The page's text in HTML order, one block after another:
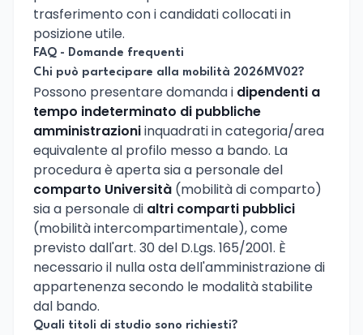
trasferimento con i candidati collocati in
posizione utile.
FAQ - Domande frequenti
Chi può partecipare alla mobilità 2026MV02?
Possono presentare domanda i dipendenti a
tempo indeterminato di pubbliche
amministrazioniinquadrati in categoria/area
equivalente al profilo messo a bando. La
procedura è aperta sia a personale del
comparto Università (mobilità di comparto)
sia a personale di altri comparti pubblici
(mobilità intercompartimentale), come
previsto dall'art. 30 del D.Lgs. 165/2001. È
necessario il nulla osta dell'amministrazione di
appartenenza secondo le modalità stabilite
dal bando.
Quali titoli di studio sono richiesti?